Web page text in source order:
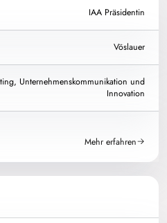
IAA Präsidentin
Vöslauer
Unternehmenskommunikation und
Innovation
Mehr erfahren